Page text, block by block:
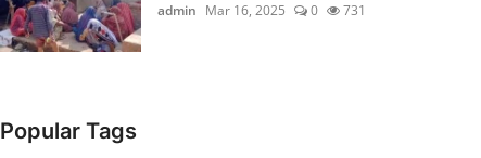
admin Mar 16, 2025 0 731
Popular Tags